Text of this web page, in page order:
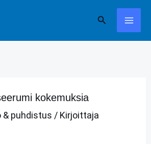
Hae
kokemuksia
& puhdistus / Kirjoittaja